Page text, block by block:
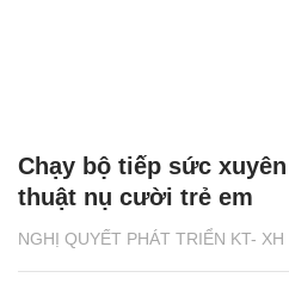
NGHỊ QUYẾT PHÁT TRIỂN KT- XH
Chạy bộ tiếp sức
thuật nụ cười trẻ em